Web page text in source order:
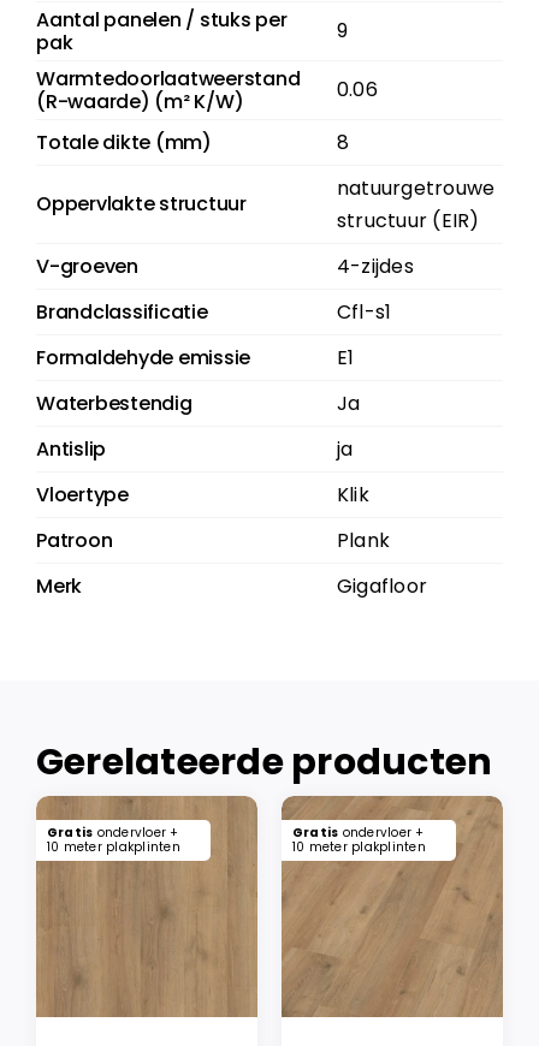
Aantal panelen / stuks per
pak
9
Warmtedoorlaatweerstand
(R-waarde) (m² K/W)
0.06
Totale dikte (mm)
8
Oppervlakte structuur
natuurgetrouwe
structuur (EIR)
V-groeven
4-zijdes
Brandclassificatie
Cfl-s1
Formaldehyde emissie
E1
Waterbestendig
Ja
Antislip
ja
Vloertype
Klik
Patroon
Plank
Merk
Gigafloor
Gerelateerde producten
Gratis ondervloer +
10 meter plakplinten
Gratis ondervloer +
10 meter plakplinten